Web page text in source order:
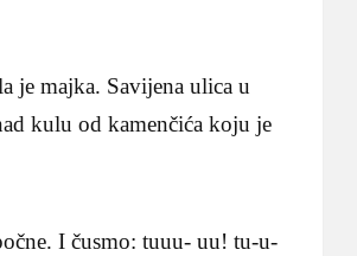
je majka. Savijena ulica u
kulu od kamenčića koju je
I čusmo: tuuu- uu! tu-u-